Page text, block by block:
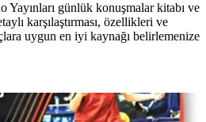
günlük konuşmalar kitabı ve
karşılaştırması, özellikleri ve
uygun en iyi kaynağı belirlemenize